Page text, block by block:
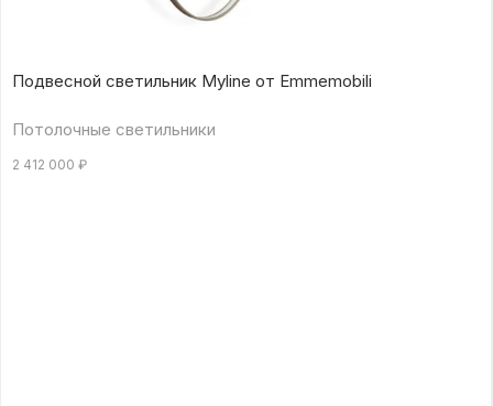
Подвесной светильник Myline от Emmemobili
Потолочные светильники
2 412 000 ₽